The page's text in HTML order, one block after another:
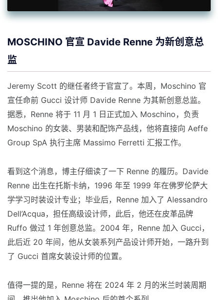
MOSCHINO 官宣 Davide Renne 为新创意总
监
Jeremy Scott 的继任者终于官宣了。本周，Moschino 官
宣任命前 Gucci 设计师 Davide Renne 为其新创意总监。
据悉，Renne 将于 11 月 1 日正式加入 Moschino，负责
Moschino 的女装、男装和配饰产品线，他将直接向 Aeffe
Group SpA 执行主席 Massimo Ferretti 汇报工作。
看到这个消息，博主仔细读了一下 Renne 的履历。Davide
Renne 出生在托斯卡纳，1996 年至 1999 年在佛罗伦萨大
学学习时装设计专业；毕业后，Renne 加入了 Alessandro
Dell’Acqua，担任高级设计师，此后，他还在皮革品牌
Ruffo 做过 1 年创意总监。2004 年，Renne 加入 Gucci，
此后近 20 年间，他从女装系列产品设计师开始，一路升到
了 Gucci 首席女装设计师的位置。
值得一提的是，Renne 将在 2024 年 2 月的米兰时装周期